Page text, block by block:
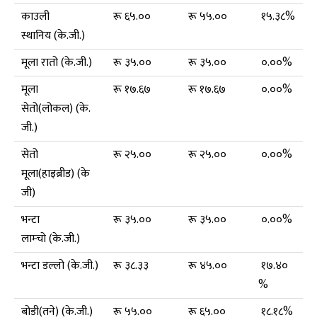
काउली
स्थानिय (के.जी.)
रू ६५.०० रू ५५.०० १५.३८%
मूला रातो (के.जी.) रू ३५.०० रू ३५.००
०.००%
मूला
सेतो(लोकल) (के.
जी.)
रू १७.६७ रू १७.६७ ०.००%
सेतो
मूला(हाइब्रीड) (के
जी)
रू २५.०० रू २५.०० ०.००%
भन्टा
लाम्चो (के.जी.)
रू ३५.०० रू ३५.०० ०.००%
भन्टा डल्लो (के.जी.) रू ३८.३३ रू ४५.००
१७.४०
%
बोडी(तने) (के.जी.)
रू ५५.०० रू ६५.००
१८.१८%